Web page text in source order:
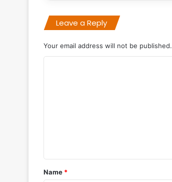
Leave a Reply
Your email address will not be published.
*
Name *